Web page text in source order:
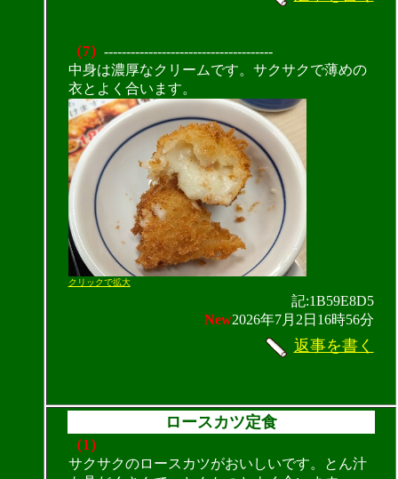
（7） --------------------------------------
中身は濃厚なクリームです。サクサクで薄めの
衣とよく合います。
クリックで拡大
記:1B59E8D5
New2026年7月2日16時56分
返事を書く
ロースカツ定食
（1）
サクサクのロースカツがおいしいです。とん汁